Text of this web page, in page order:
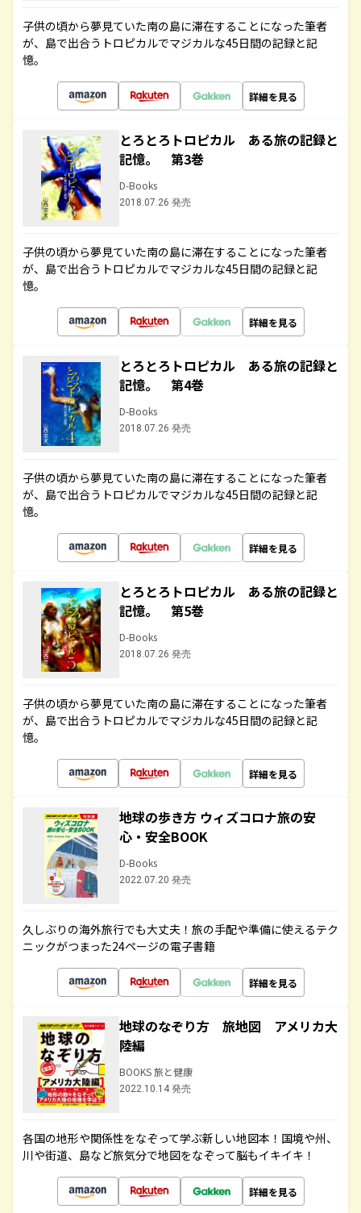
子供の頃から夢見ていた南の島に滞在することになった筆者
が、島で出合うトロピカルでマジカルな45日間の記録と記
憶。
詳細を見る
とろとろトロピカル ある旅の記録と
記憶。 第3巻
D-Books
2018.07.26 発売
子供の頃から夢見ていた南の島に滞在することになった筆者
が、島で出合うトロピカルでマジカルな45日間の記録と記
憶。
詳細を見る
とろとろトロピカル ある旅の記録と
記憶。 第4巻
D-Books
2018.07.26 発売
子供の頃から夢見ていた南の島に滞在することになった筆者
が、島で出合うトロピカルでマジカルな45日間の記録と記
憶。
詳細を見る
とろとろトロピカル ある旅の記録と
記憶。 第5巻
D-Books
2018.07.26 発売
子供の頃から夢見ていた南の島に滞在することになった筆者
が、島で出合うトロピカルでマジカルな45日間の記録と記
憶。
詳細を見る
地球の歩き方 ウィズコロナ旅の安
心・安全BOOK
D-Books
2022.07.20 発売
久しぶりの海外旅行でも大丈夫！旅の手配や準備に使えるテク
ニックがつまった24ページの電子書籍
詳細を見る
地球のなぞり方 旅地図 アメリカ大
陸編
BOOKS 旅と健康
2022.10.14 発売
各国の地形や関係性をなぞって学ぶ新しい地図本！国境や州、
川や街道、島など旅気分で地図をなぞって脳もイキイキ！
詳細を見る